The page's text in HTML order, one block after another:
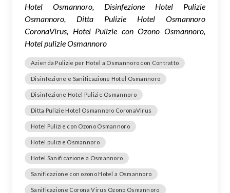
Hotel Osmannoro, Disinfezione Hotel Pulizie
Osmannoro, Ditta Pulizie Hotel Osmannoro
CoronaVirus, Hotel Pulizie con Ozono Osmannoro,
Hotel pulizie Osmannoro
Azienda Pulizie per Hotel a Osmannoro con Contratto
Disinfezione e Sanificazione Hotel Osmannoro
Disinfezione Hotel Pulizie Osmannoro
Ditta Pulizie Hotel Osmannoro CoronaVirus
Hotel Pulizie con Ozono Osmannoro
Hotel pulizie Osmannoro
Hotel Sanificazione a Osmannoro
Sanificazione con ozono Hotel a Osmannoro
Sanificazione Corona Virus Ozono Osmannoro